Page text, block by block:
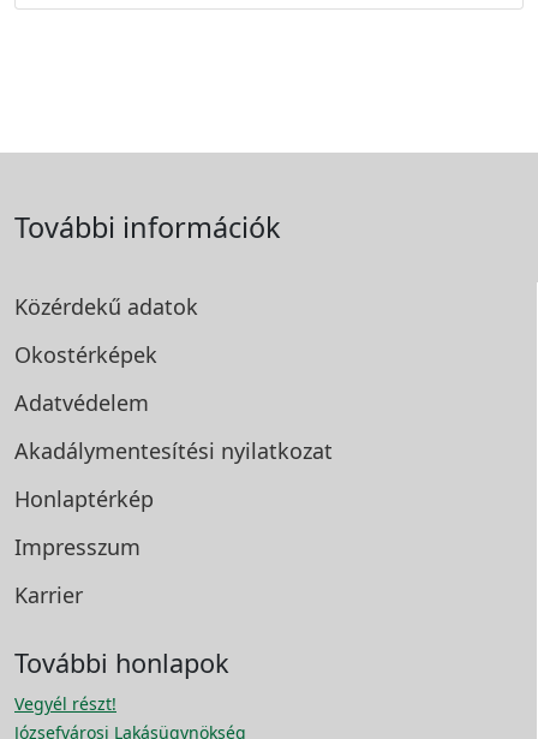
További információk
Közérdekű adatok
Okostérképek
Adatvédelem
Akadálymentesítési nyilatkozat
Honlaptérkép
Impresszum
Karrier
További honlapok
Vegyél részt!
Józsefvárosi Lakásügynökség